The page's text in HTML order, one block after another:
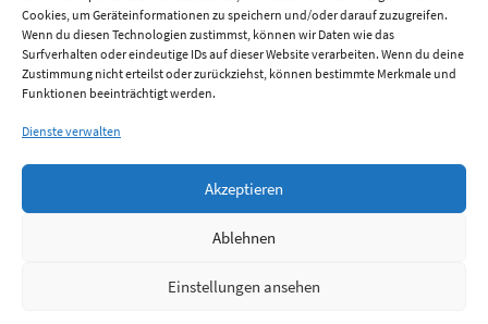
Cookies, um Geräteinformationen zu speichern und/oder darauf zuzugreifen.
Wenn du diesen Technologien zustimmst, können wir Daten wie das
Surfverhalten oder eindeutige IDs auf dieser Website verarbeiten. Wenn du deine
Zustimmung nicht erteilst oder zurückziehst, können bestimmte Merkmale und
Funktionen beeinträchtigt werden.
Dienste verwalten
Akzeptieren
Ablehnen
Einstellungen ansehen
Anmelden